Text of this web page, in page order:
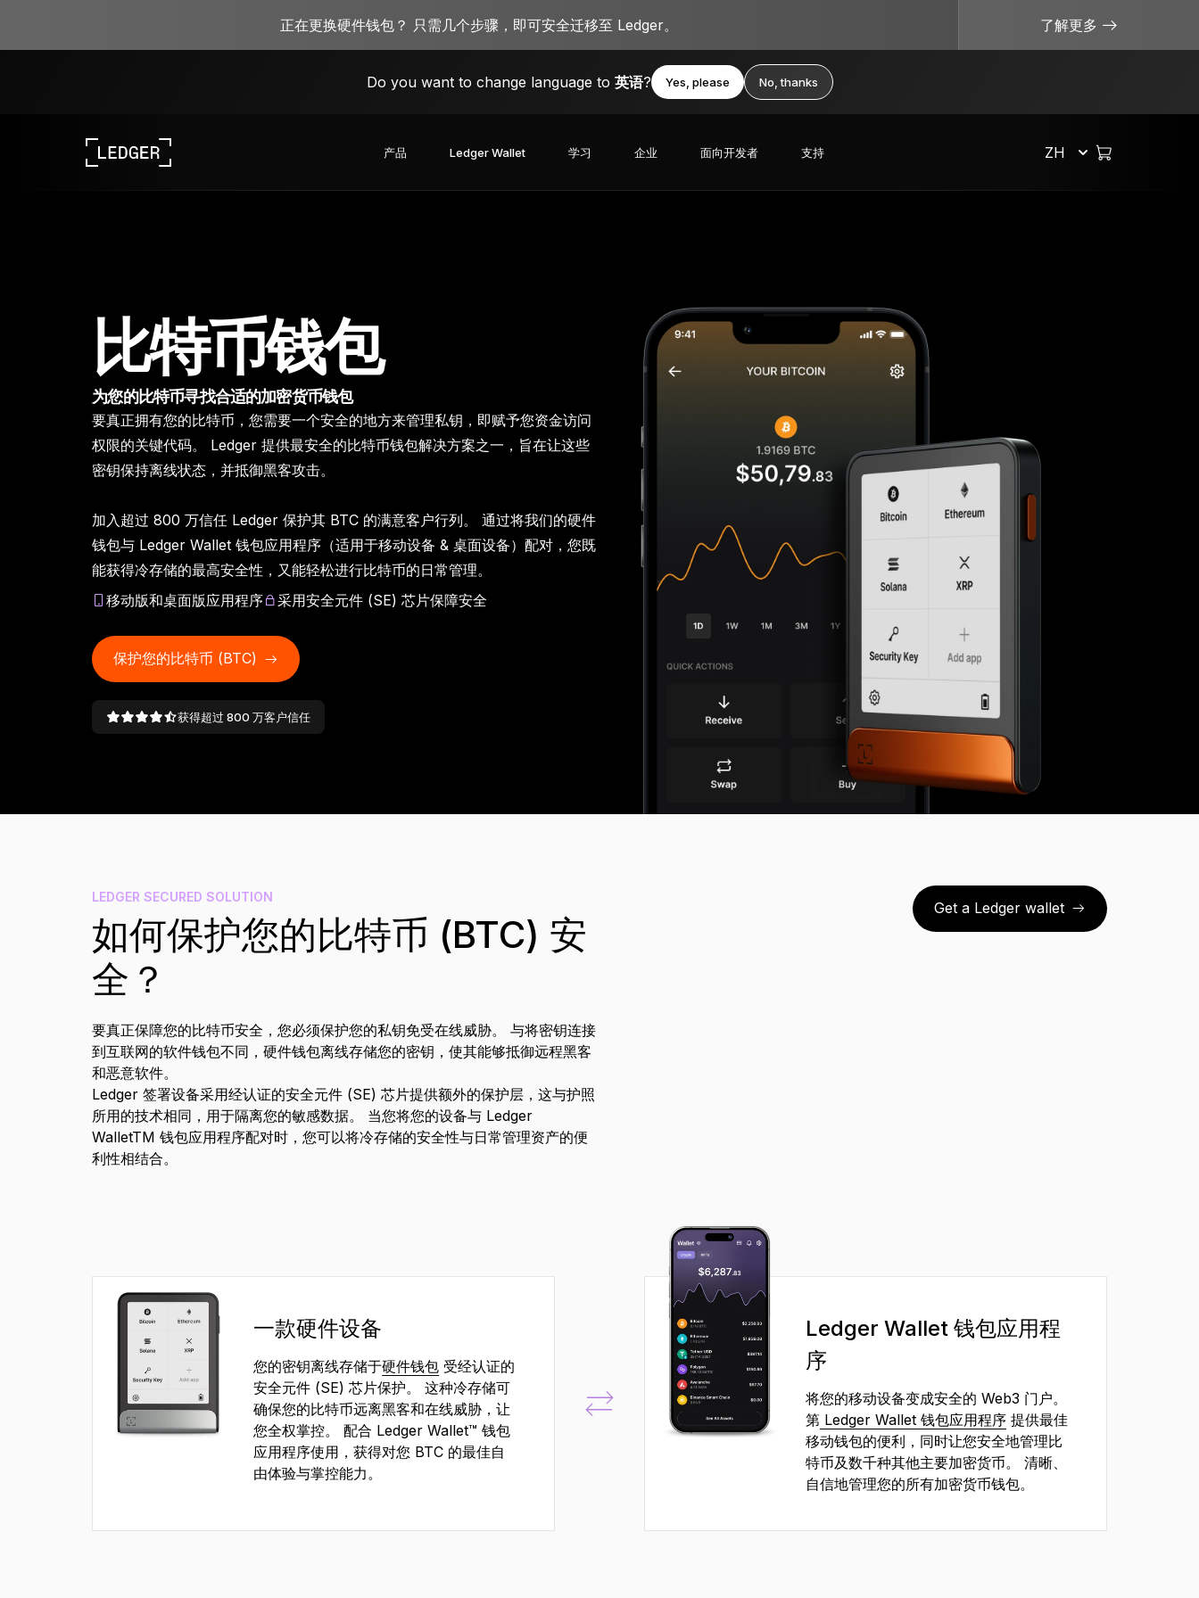
正在更换硬件钱包？ 只需几个步骤，即可安全迁移至 Ledger。 了解更多
Do you want to change language to 英语? Yes, please No, thanks
产品
Ledger Stax Ledger Flex
Ledger NanoGen5
捆绑销售和套装
比较各款 Ledger 签署设备
Ledger Wallet
Ledger Wallet
我们的加密钱包应用程序和
Web3 门户
Ledger 人工客服堆栈
人工客服提出，您批准，签
署设备执行
恢复解决方案
通过多重备份组合保障您的
使用加密货币消费或用作抵
以太坊钱包
Solana 钱包
所有支持的币种
学习
Ledger 学院
安全地了解加密货币和
Web3
Ledger Quest
参加 Web3 挑战，赢取 NFT
博客
没有密钥，币就不真正属于您
什么是冷钱包？
企业
Ledger Enterprise
面向机构的一站式数字资产
平台
Ledger Multisig
面向需要管理数百万资产的
领导者
Ledger 合作伙伴
成为 Ledger 经销商或联署营
Ledger 联名合作
设备定制机会
面向开发者 支持
Ledger Stax Ledger Flex
Ledger Nano
捆绑销售和套装
限量版
比较各款 Ledger 签署设备
ZH
ZH
比特币钱包
为您的比特币寻找合适的加密货币钱包
要真正拥有您的比特币，您需要一个安全的地方来管理私钥，即赋予您资金访问
权限的关键代码。 Ledger 提供最安全的比特币钱包解决方案之一，旨在让这些
密钥保持离线状态，并抵御黑客攻击。
加入超过 800 万信任 Ledger 保护其 BTC 的满意客户行列。 通过将我们的硬件
钱包与 Ledger Wallet 钱包应用程序（适用于移动设备 & 桌面设备）配对，您既
能获得冷存储的最高安全性，又能轻松进行比特币的日常管理。
移动版和桌面版应用程序
采用安全元件 (SE) 芯片保障安全
保护您的比特币 (BTC)
获得超过 800 万客户信任
LEDGER SECURED SOLUTION
如何保护您的比特币 (BTC) 安
全？
要真正保障您的比特币安全，您必须保护您的私钥免受在线威胁。 与将密钥连接
到互联网的软件钱包不同，硬件钱包离线存储您的密钥，使其能够抵御远程黑客
和恶意软件。
Ledger 签署设备采用经认证的安全元件 (SE) 芯片提供额外的保护层，这与护照
所用的技术相同，用于隔离您的敏感数据。 当您将您的设备与 Ledger
WalletTM 钱包应用程序配对时，您可以将冷存储的安全性与日常管理资产的便
利性相结合。
Get a Ledger wallet
一款硬件设备
您的密钥离线存储于硬件钱包 受经认证的
安全元件 (SE) 芯片保护。 这种冷存储可
确保您的比特币远离黑客和在线威胁，让
您全权掌控。 配合 Ledger Wallet™ 钱包
应用程序使用，获得对您 BTC 的最佳自
由体验与掌控能力。
Ledger Wallet 钱包应用程
序
将您的移动设备变成安全的 Web3 门户。
第 Ledger Wallet 钱包应用程序 提供最佳
移动钱包的便利，同时让您安全地管理比
特币及数千种其他主要加密货币。 清晰、
自信地管理您的所有加密货币钱包。